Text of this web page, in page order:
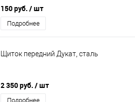
150 руб. / шт
Подробнее
Щиток передний Дукат, сталь
2 350 руб. / шт
Подробнее